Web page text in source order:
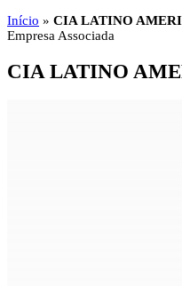
Início » CIA LATINO
Empresa Associada
CIA LATINO